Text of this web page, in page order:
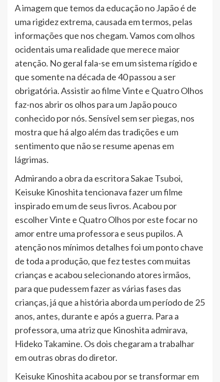
A imagem que temos da educação no Japão é de
uma rigidez extrema, causada em termos, pelas
informações que nos chegam. Vamos com olhos
ocidentais uma realidade que merece maior
atenção. No geral fala-se em um sistema rígido e
que somente na década de 40 passou a ser
obrigatória. Assistir ao filme Vinte e Quatro Olhos
faz-nos abrir os olhos para um Japão pouco
conhecido por nós. Sensível sem ser piegas, nos
mostra que há algo além das tradições e um
sentimento que não se resume apenas em
lágrimas.
Admirando a obra da escritora Sakae Tsuboi,
Keisuke Kinoshita tencionava fazer um filme
inspirado em um de seus livros. Acabou por
escolher Vinte e Quatro Olhos por este focar no
amor entre uma professora e seus pupilos. A
atenção nos mínimos detalhes foi um ponto chave
de toda a produção, que fez testes com muitas
crianças e acabou selecionando atores irmãos,
para que pudessem fazer as várias fases das
crianças, já que a história aborda um período de 25
anos, antes, durante e após a guerra. Para a
professora, uma atriz que Kinoshita admirava,
Hideko Takamine. Os dois chegaram a trabalhar
em outras obras do diretor.
Keisuke Kinoshita acabou por se transformar em